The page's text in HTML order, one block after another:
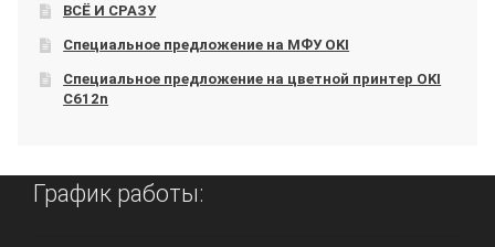
ВСЁ И СРАЗУ
Специальное предложение на МФУ OKI
Специальное предложение на цветной принтер OKI
C612n
График работы: